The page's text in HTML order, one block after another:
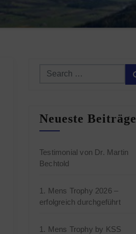
Neueste Beiträge
Testimonial von Dr. Martin
Bechtold
1. Mens Trophy 2026 –
erfolgreich durchgeführt
1. Mens Trophy by KSS